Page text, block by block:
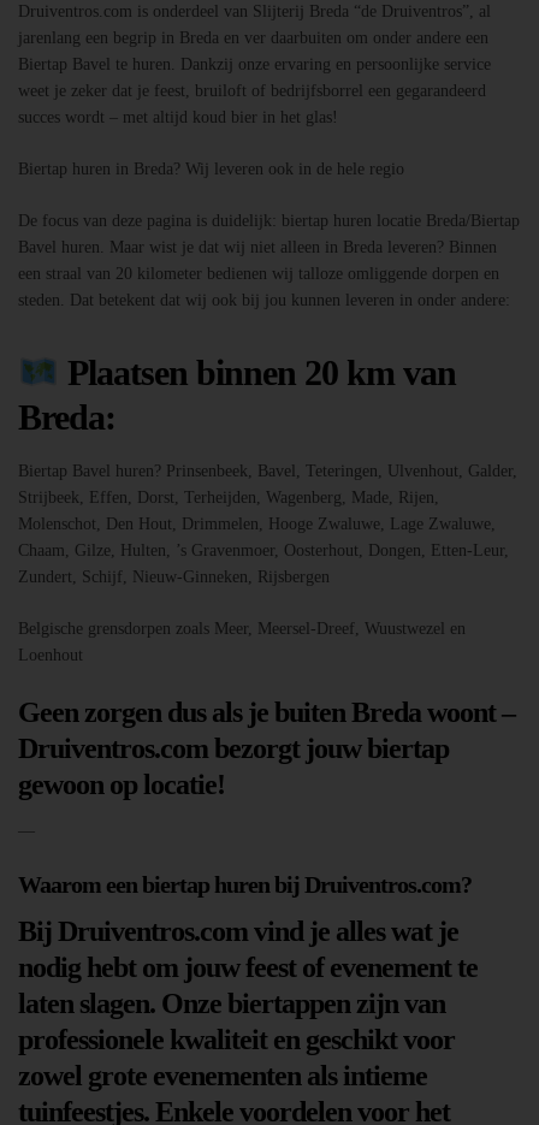
Druiventros.com is onderdeel van Slijterij Breda “de Druiventros”, al
jarenlang een begrip in Breda en ver daarbuiten om onder andere een
Biertap Bavel te huren. Dankzij onze ervaring en persoonlijke service
weet je zeker dat je feest, bruiloft of bedrijfsborrel een gegarandeerd
succes wordt – met altijd koud bier in het glas!
Biertap huren in Breda? Wij leveren ook in de hele regio
De focus van deze pagina is duidelijk: biertap huren locatie Breda/Biertap
Bavel huren. Maar wist je dat wij niet alleen in Breda leveren? Binnen
een straal van 20 kilometer bedienen wij talloze omliggende dorpen en
steden. Dat betekent dat wij ook bij jou kunnen leveren in onder andere:
Plaatsen binnen 20 km van
Breda:
Biertap Bavel huren? Prinsenbeek, Bavel, Teteringen, Ulvenhout, Galder,
Strijbeek, Effen, Dorst, Terheijden, Wagenberg, Made, Rijen,
Molenschot, Den Hout, Drimmelen, Hooge Zwaluwe, Lage Zwaluwe,
Chaam, Gilze, Hulten, ’s Gravenmoer, Oosterhout, Dongen, Etten-Leur,
Zundert, Schijf, Nieuw-Ginneken, Rijsbergen
Belgische grensdorpen zoals Meer, Meersel-Dreef, Wuustwezel en
Loenhout
Geen zorgen dus als je buiten Breda woont –
Druiventros.com bezorgt jouw biertap
gewoon op locatie!
—
Waarom een biertap huren bij Druiventros.com?
Bij Druiventros.com vind je alles wat je
nodig hebt om jouw feest of evenement te
laten slagen. Onze biertappen zijn van
professionele kwaliteit en geschikt voor
zowel grote evenementen als intieme
tuinfeestjes. Enkele voordelen voor het